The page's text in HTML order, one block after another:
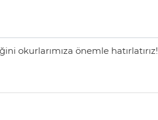
okurlarımıza önemle hatırlatırız!